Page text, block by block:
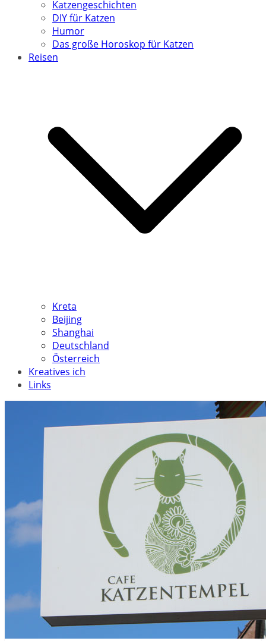
Katzengeschichten
DIY für Katzen
Humor
Das große Horoskop für Katzen
Reisen
Kreta
Beijing
Shanghai
Deutschland
Österreich
Kreatives ich
Links